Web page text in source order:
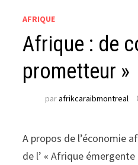
AFRIQUE
Afrique : de
prometteur »
parafrikcaraibmontreal
A propos de l’économie
de l’ « Afrique